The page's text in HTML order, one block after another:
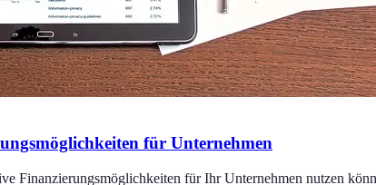
für Unternehmen
Finanzierungsmöglichkeiten für Ihr Unternehmen nutzen